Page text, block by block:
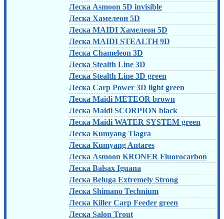
Леска Asmoon 5D invisible
Леска Хамелеон 5D
Леска MAIDI Хамелеон 5D
Леска MAIDI STEALTH 9D
Леска Chameleon 3D
Леска Stealth Line 3D
Леска Stealth Line 3D green
Леска Carp Power 3D light green
Леска Maidi METEOR brown
Леска Maidi SCORPION black
Леска Maidi WATER SYSTEM green
Леска Kumyang Tiagra
Леска Kumyang Antares
Леска Asmoon KRONER Fluorocarbon
Леска Balsax Iguana
Леска Beluga Extremely Strong
Леска Shimano Technium
Леска Killer Carp Feeder green
Леска Salon Trout